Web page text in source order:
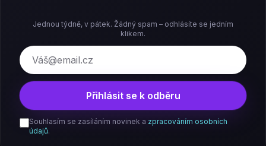
Jednou týdně, v pátek. Žádný spam – odhlásíte se jedním
klikem.
E-mail
Přihlásit se k odběru
Souhlasím se zasíláním novinek a zpracováním osobních
údajů.